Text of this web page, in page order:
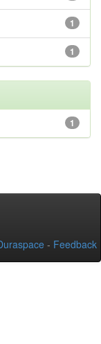
1
1
1
- Feedback